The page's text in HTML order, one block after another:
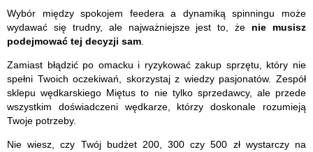
Wybór między spokojem feedera a dynamiką spinningu może
wydawać się trudny, ale najważniejsze jest to, że nie musisz
podejmować tej decyzji sam.
Zamiast błądzić po omacku i ryzykować zakup sprzętu, który nie
spełni Twoich oczekiwań, skorzystaj z wiedzy pasjonatów. Zespół
sklepu wędkarskiego Miętus to nie tylko sprzedawcy, ale przede
wszystkim doświadczeni wędkarze, którzy doskonale rozumieją
Twoje potrzeby.
Nie wiesz, czy Twój budżet 200, 300 czy 500 zł wystarczy na